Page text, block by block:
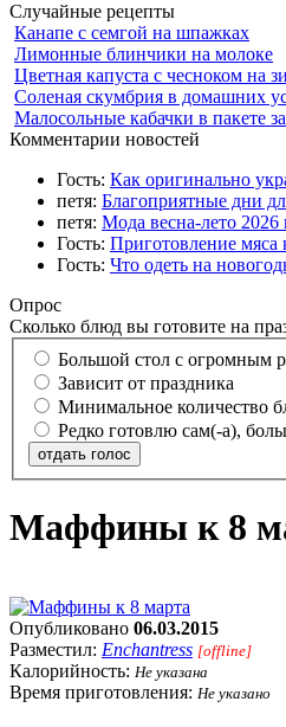
Случайные рецепты
Канапе с семгой на шпажках
Лимонные блинчики на молоке
Цветная капуста с чесноком на
Соленая скумбрия в домашних
Малосольные кабачки в пакете
Комментарии новостей
Гость: Как оригинально
петя: Благоприятные дни
петя: Мода весна-лето
Гость: Приготовление
Гость: Что одеть на
Опрос
Сколько блюд вы готовите на
Большой стол с огромным
Зависит от праздника
Минимальное количество
Редко готовлю сам(-а),
отдать голос
Маффины к 8
Опубликовано 06.03.2015
Разместил: Enchantress [offline]
Калорийность: Не указана
Время приготовления: Не указано